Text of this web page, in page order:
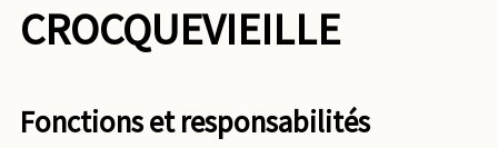
CROCQUEVIEILLE
Fonctions et responsabilités